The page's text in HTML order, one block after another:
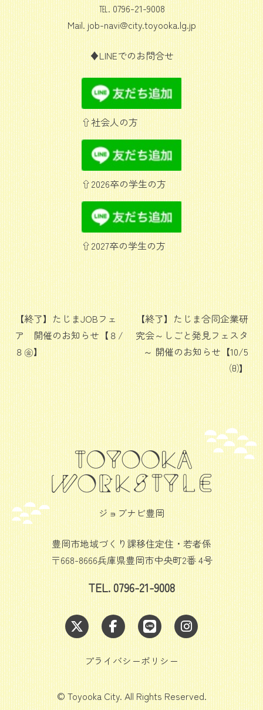
℡. 0796-21-9008
Mail. job-navi@city.toyooka.lg.jp
♦LINEでのお問合せ
⇧社会人の方
⇧2026卒の学生の方
⇧2027卒の学生の方
投
稿
ナ
ビ
ゲ
ー
シ
ョ
ン
【終了】たじまJOBフェ
ア 開催のお知らせ【８/
８㊎】
【終了】たじま合同企業研
究会～しごと発見フェスタ
～ 開催のお知らせ【10/5
㈰】
ジョブナビ豊岡
豊岡市地域づくり課移住定住・若者係
〒668-8666兵庫県豊岡市中央町2番 4号
TEL. 0796-21-9008
プライバシーポリシー
© Toyooka City. All Rights Reserved.